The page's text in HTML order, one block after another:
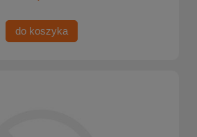
do koszyka